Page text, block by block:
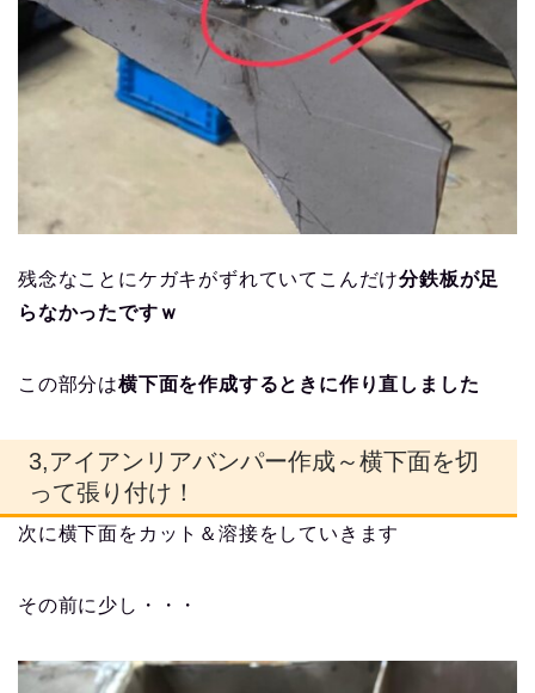
残念なことにケガキがずれていてこんだけ分鉄板が足
らなかったですｗ
この部分は横下面を作成するときに作り直しました
3,アイアンリアバンパー作成～横下面を切
って張り付け！
次に横下面をカット＆溶接をしていきます
その前に少し・・・